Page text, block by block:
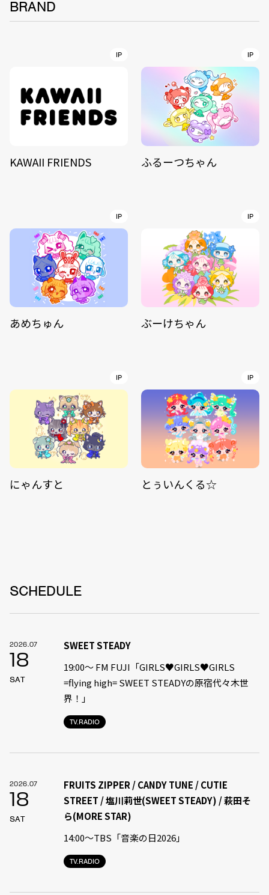
BRAND
IP
KAWAII FRIENDS
IP
ふるーつちゃん
IP
あめちゅん
IP
ぶーけちゃん
IP
にゃんすと
IP
とぅいんくる☆
SCHEDULE
2026.07
18
SAT
TV.RADIO
SWEET STEADY
19:00〜 FM FUJI「GIRLS♥GIRLS♥GIRLS
=flying high= SWEET STEADYの原宿代々木世
界！」
2026.07
18
SAT
TV.RADIO
FRUITS ZIPPER / CANDY TUNE / CUTIE
STREET / 塩川莉世(SWEET STEADY) / 萩田そ
ら(MORE STAR)
14:00〜TBS「音楽の日2026」